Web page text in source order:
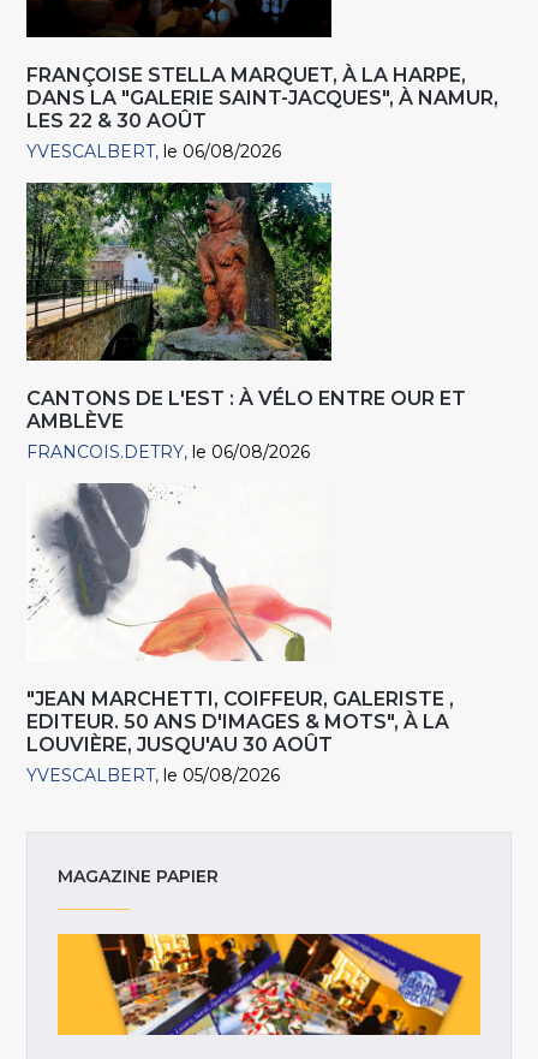
FRANÇOISE STELLA MARQUET, À LA HARPE,
DANS LA "GALERIE SAINT-JACQUES", À NAMUR,
LES 22 & 30 AOÛT
YVESCALBERT le 06/08/2026
CANTONS DE L'EST : À VÉLO ENTRE OUR ET
AMBLÈVE
FRANCOIS.DETRY le 06/08/2026
"JEAN MARCHETTI, COIFFEUR, GALERISTE ,
EDITEUR. 50 ANS D'IMAGES & MOTS", À LA
LOUVIÈRE, JUSQU'AU 30 AOÛT
YVESCALBERT le 05/08/2026
MAGAZINE PAPIER